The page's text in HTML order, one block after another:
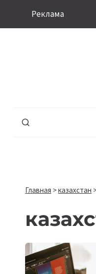
Реклама
Главная >казахстан